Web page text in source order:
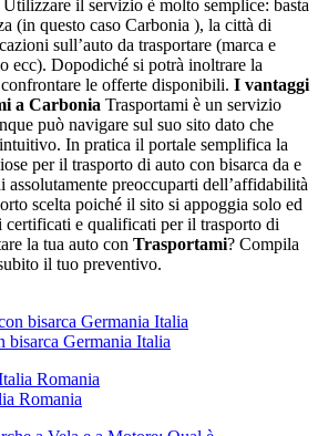
il servizio è molto semplice: basta
(in questo caso Carbonia ), la città di
sull’auto da trasportare (marca e
ecc). Dopodiché si potrà inoltrare la
le offerte disponibili. I vantaggi
a Carbonia Trasportami è un servizio
può navigare sul suo sito dato che
In pratica il portale semplifica la
per il trasporto di auto con bisarca da e
preoccuparti dell’affidabilità
scelta poiché il sito si appoggia solo ed
certificati e qualificati per il trasporto di
la tua auto con Trasportami? Compila
il tuo preventivo.
bisarca Germania Italia
Romania